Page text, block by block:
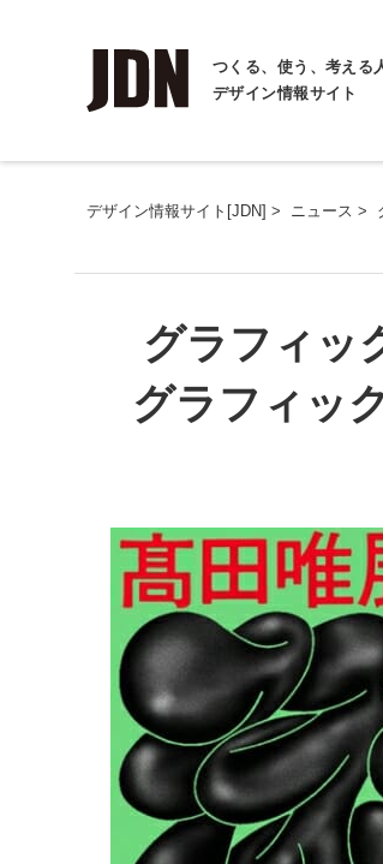
つくる、使う、考える
デザイン情報サイト
デザイン情報サイト[JDN] > ニュース >
グラフィッ
グラフィッ